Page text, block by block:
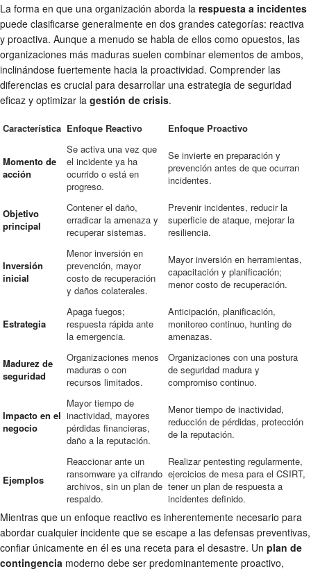
La forma en que una organización aborda la respuesta a incidentes
puede clasificarse generalmente en dos grandes categorías: reactiva
y proactiva. Aunque a menudo se habla de ellos como opuestos, las
organizaciones más maduras suelen combinar elementos de ambos,
inclinándose fuertemente hacia la proactividad. Comprender las
diferencias es crucial para desarrollar una estrategia de seguridad
eficaz y optimizar la gestión de crisis.
Característica Enfoque Reactivo Enfoque Proactivo
Momento de
acción
Se activa una vez que
el incidente ya ha
ocurrido o está en
progreso.
Se invierte en preparación y
prevención antes de que ocurran
incidentes.
Objetivo
principal
Contener el daño,
erradicar la amenaza y
recuperar sistemas.
Prevenir incidentes, reducir la
superficie de ataque, mejorar la
resiliencia.
Inversión
inicial
Menor inversión en
prevención, mayor
costo de recuperación
y daños colaterales.
Mayor inversión en herramientas,
capacitación y planificación;
menor costo de recuperación.
Estrategia
Apaga fuegos;
respuesta rápida ante
la emergencia.
Anticipación, planificación,
monitoreo continuo, hunting de
amenazas.
Madurez de
seguridad
Organizaciones menos
maduras o con
recursos limitados.
Organizaciones con una postura
de seguridad madura y
compromiso continuo.
Impacto en el
negocio
Mayor tiempo de
inactividad, mayores
pérdidas financieras,
daño a la reputación.
Menor tiempo de inactividad,
reducción de pérdidas, protección
de la reputación.
Ejemplos
Reaccionar ante un
ransomware ya cifrando
archivos, sin un plan de
respaldo.
Realizar pentesting regularmente,
ejercicios de mesa para el CSIRT,
tener un plan de respuesta a
incidentes definido.
Mientras que un enfoque reactivo es inherentemente necesario para
abordar cualquier incidente que se escape a las defensas preventivas,
confiar únicamente en él es una receta para el desastre. Un plan de
contingencia moderno debe ser predominantemente proactivo,